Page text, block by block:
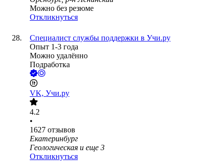
Можно без резюме
Откликнуться
Специалист службы поддержки в Учи.ру
Опыт 1-3 года
Можно удалённо
Подработка
VK, Учи.ру
4.2
•
1627 отзывов
Екатеринбург
Геологическая и еще 3
Откликнуться